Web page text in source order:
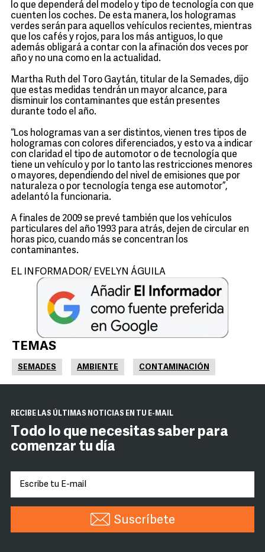
lo que dependerá del modelo y tipo de tecnología con que
cuenten los coches. De esta manera, los hologramas
verdes serán para aquellos vehículos recientes, mientras
que los cafés y rojos, para los más antiguos, lo que
además obligará a contar con la afinación dos veces por
año y no una como en la actualidad.
Martha Ruth del Toro Gaytán, titular de la Semades, dijo
que estas medidas tendrán un mayor alcance, para
disminuir los contaminantes que están presentes
durante todo el año.
“Los hologramas van a ser distintos, vienen tres tipos de
hologramas con colores diferenciados, y esto va a indicar
con claridad el tipo de automotor o de tecnología que
tiene un vehículo y por lo tanto las restricciones menores
o mayores, dependiendo del nivel de emisiones que por
naturaleza o por tecnología tenga ese automotor”,
adelantó la funcionaria.
A finales de 2009 se prevé también que los vehículos
particulares del año 1993 para atrás, dejen de circular en
horas pico, cuando más se concentran los
contaminantes.
EL INFORMADOR/ EVELYN ÁGUILA
TEMAS
SEMADES AMBIENTE CONTAMINACIÓN
RECIBE LAS ÚLTIMAS NOTICIAS EN TU E-MAIL
Todo lo que necesitas saber para
comenzar tu día
Suscríbete